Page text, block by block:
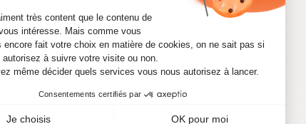
- KKK remis à neuf pour
unturbo reconditionné , ce qui
strictgarantissant unequalité